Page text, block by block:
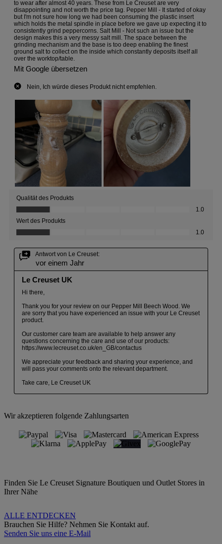
Wir akzeptieren folgende Zahlungsarten
Finden Sie Le Creuset Signature Boutiquen und Outlet Stores in
Ihrer Nähe
ALLE ENTDECKEN
Brauchen Sie Hilfe? Nehmen Sie Kontakt auf.
Senden Sie uns eine E-Mail